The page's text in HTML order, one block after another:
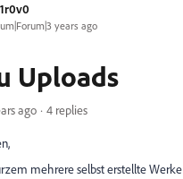
years ago
Uploads
ago 4 replies
mehrere selbst erstellte Werke